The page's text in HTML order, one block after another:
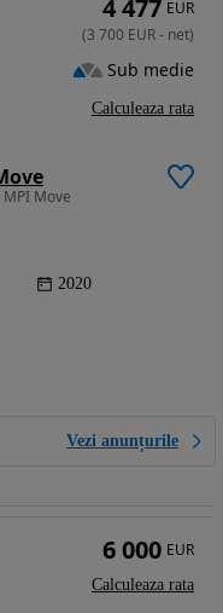
MPI Move
2020
Vezi anunțurile
4 477 EUR
(3 700 EUR- net)
Sub medie
Calculeaza rata
6 000 EUR
Calculeaza rata